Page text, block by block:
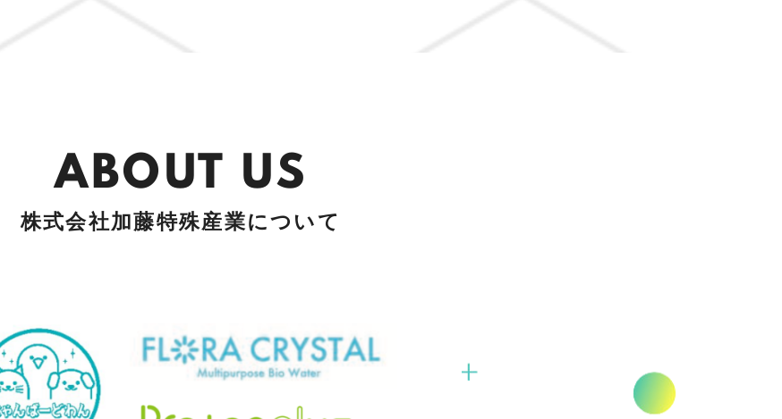
ABOUT US
株式会社加藤特殊産業について